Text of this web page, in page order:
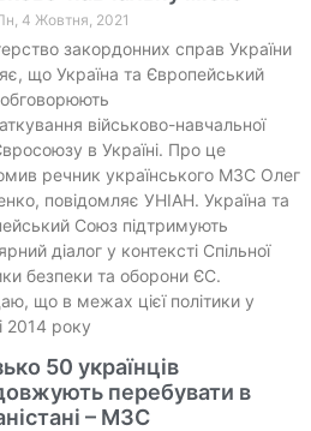
4 Жовтня, 2021
закордонних справ України
що Україна та Європейський
військово-навчальної
в Україні. Про це
речник українського МЗС Олег
повідомляє УНІАН. Україна та
Союз підтримують
діалог у контексті Спільної
безпеки та оборони ЄС.
що в межах цієї політики у
2014 року
50 українців
перебувати в
– МЗС